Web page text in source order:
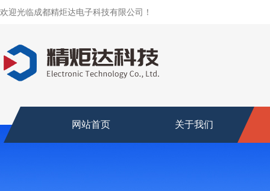
欢迎光临成都精炬达电子科技有限公司！
网站首页 关于我们